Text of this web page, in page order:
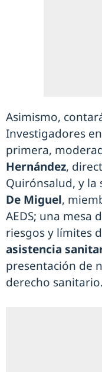
Asimismo,
Investigadores
primera,
Hernández,
Quirónsalud, y
De Miguel,
AEDS; una mesa
riesgos y límites
asistencia
presentación de
derecho sanitario.